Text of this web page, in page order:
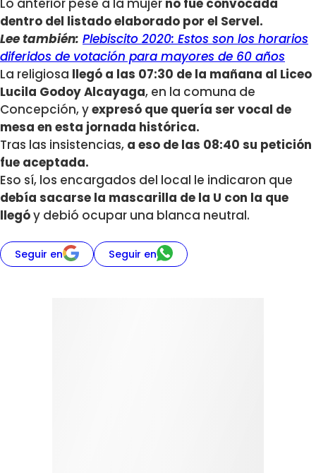
Lo anterior pese a la mujer no fue convocada
dentro del listado elaborado por el Servel.
Lee también: Plebiscito 2020: Estos son los horarios
diferidos de votación para mayores de 60 años
La religiosa llegó a las 07:30 de la mañana al Liceo
Lucila Godoy Alcayaga, en la comuna de
Concepción, yexpresó que quería ser vocal de
mesa en esta jornada histórica.
Tras las insistencias, a eso de las 08:40 su petición
fue aceptada.
Eso sí, los encargados del local le indicaron que
debía sacarse la mascarilla de la U con la que
llegóy debió ocupar una blanca neutral.
Seguir en Seguir en